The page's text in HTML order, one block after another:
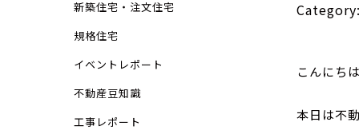
こんにち
本日は不
新築住宅・注文住宅
規格住宅
イベントレポート
不動産豆知識
工事レポート